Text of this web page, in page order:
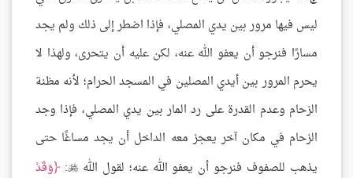
ليس فيها مرور بين يدي المصلي، فإذا اضطر إلى ذلك ولم يجد
مسارًا فنرجو أن يعفو الله عنه، لكن عليه أن يتحرى، ولهذا لا
يحرم المرور بين أيدي المصلين في المسجد الحرام؛ لأنه مظنة
الزحام وعدم القدرة على رد المار بين يدي المصلي، فإذا وجد
الزحام في مكان آخر يعجز معه الداخل أن يجد مساغًا حتى
يذهب للصفوف فنرجو أن يعفو الله عنه؛ لقول الله
: وَقَدْ